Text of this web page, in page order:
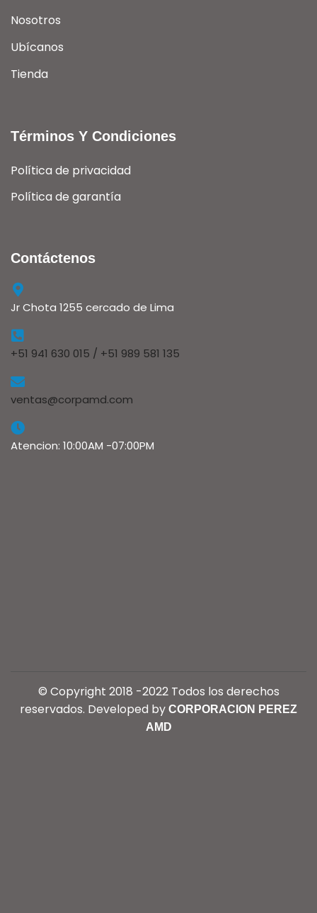
Nosotros
Ubícanos
Tienda
Términos Y Condiciones
Política de privacidad
Política de garantía
Contáctenos
Jr Chota 1255 cercado de Lima
+51 941 630 015 / +51 989 581 135
ventas@corpamd.com
Atencion: 10:00AM -07:00PM
© Copyright 2018 -2022 Todos los derechos
reservados. Developed by CORPORACION PEREZ
AMD